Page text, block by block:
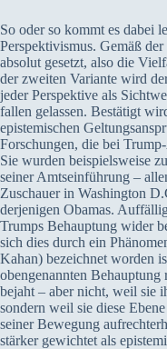
So oder so kommt es dabei
Perspektivismus. Gemäß
absolut gesetzt, also die
der zweiten Variante wird
jeder Perspektive als
fallen gelassen. Bestätigt
epistemischen
Forschungen, die bei
Sie wurden beispielsweise
seiner Amtseinführung –
Zuschauer in Washington
derjenigen Obamas.
Trumps Behauptung wider
sich dies durch ein
Kahan) bezeichnet worden
obengenannten
bejaht – aber nicht, weil sie
sondern weil sie diese
seiner Bewegung
stärker gewichtet als